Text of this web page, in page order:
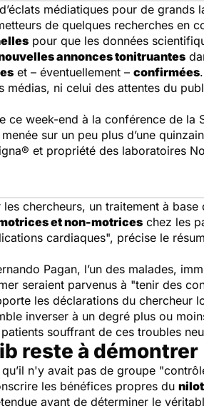
médiatiques pour de
de quelques recherches en
pour que les données
annonces tonitruantes
et – éventuellement – confirmées.
médias, ni celui des attentes du
ce week-end à la conférence de la
sur un peu plus d’une
et propriété des laboratoires
chercheurs, un traitement à
et non-motrices chez les
cardiaques", précise le
Pagan, l’un des malades,
seraient parvenus à "tenir des
les déclarations du chercheur
inverser à un degré plus ou
souffrant de ces troubles
reste à démontrer
n'y avait pas de groupe
les bénéfices propres du
avant de déterminer le